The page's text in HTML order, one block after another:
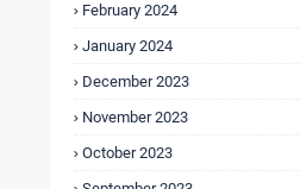
February 2024
January 2024
December 2023
November 2023
October 2023